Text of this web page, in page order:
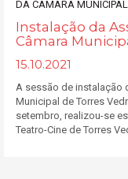
Instalação da
Câmara
15.10.2021
A sessão de instalação
Municipal de Torres
setembro, realizou-se
Teatro-Cine de Torres